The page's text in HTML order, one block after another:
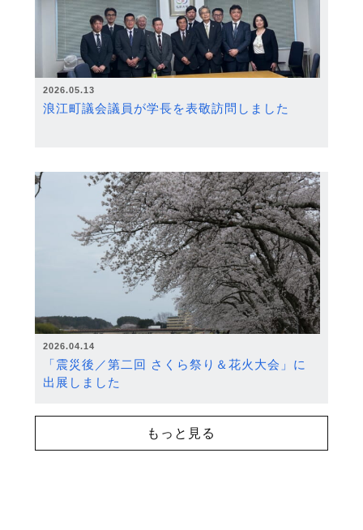
2026.05.13
浪江町議会議員が学長を表敬訪問しました
2026.04.14
「震災後／第二回 さくら祭り＆花火大会」に
出展しました
もっと見る